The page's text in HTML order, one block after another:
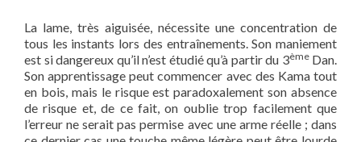
La lame, très aiguisée, nécessite une concentration de
tous les instants lors des entraînements. Son maniement
est si dangereux qu’il n’est étudié qu’à partir du 3èmeDan.
Son apprentissage peut commencer avec des Kama tout
en bois, mais le risque est paradoxalement son absence
de risque et, de ce fait, on oublie trop facilement que
l’erreur ne serait pas permise avec une arme réelle ; dans